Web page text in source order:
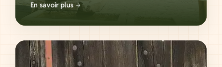
En savoir plus